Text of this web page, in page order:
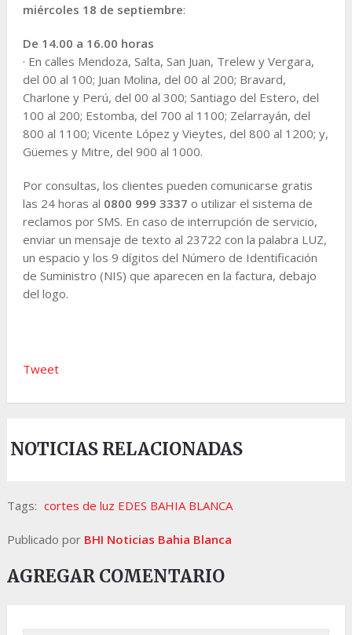
miércoles 18 de septiembre:
De 14.00 a 16.00 horas
· En calles Mendoza, Salta, San Juan, Trelew y Vergara,
del 00 al 100; Juan Molina, del 00 al 200; Bravard,
Charlone y Perú, del 00 al 300; Santiago del Estero, del
100 al 200; Estomba, del 700 al 1100; Zelarrayán, del
800 al 1100; Vicente López y Vieytes, del 800 al 1200; y,
Güemes y Mitre, del 900 al 1000.
Por consultas, los clientes pueden comunicarse gratis
las 24 horas al 0800 999 3337 o utilizar el sistema de
reclamos por SMS. En caso de interrupción de servicio,
enviar un mensaje de texto al 23722 con la palabra LUZ,
un espacio y los 9 dígitos del Número de Identificación
de Suministro (NIS) que aparecen en la factura, debajo
del logo.
Tweet
NOTICIAS RELACIONADAS
Tags: cortes de luz EDES BAHIA BLANCA
Publicado por BHI Noticias Bahia Blanca
AGREGAR COMENTARIO